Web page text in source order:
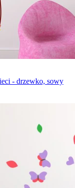
- drzewko, sowy